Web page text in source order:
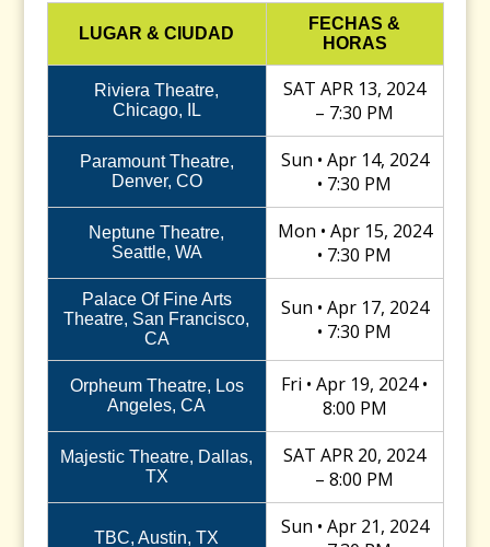
LUGAR & CIUDAD
FECHAS &
HORAS
Riviera Theatre,
Chicago, IL
SAT APR 13, 2024
– 7:30 PM
Paramount Theatre,
Denver, CO
Sun • Apr 14, 2024
• 7:30 PM
Neptune Theatre,
Seattle, WA
Mon • Apr 15, 2024
• 7:30 PM
Palace Of Fine Arts
Theatre, San Francisco,
CA
Sun • Apr 17, 2024
• 7:30 PM
Orpheum Theatre, Los
Angeles, CA
Fri • Apr 19, 2024 •
8:00 PM
Majestic Theatre, Dallas,
TX
SAT APR 20, 2024
– 8:00 PM
TBC, Austin, TX
Sun • Apr 21, 2024